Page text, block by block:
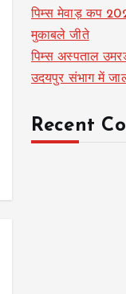
पिम्स मेवाड़ कप
मुकाबले जीते
पिम्स अस्पताल
उदयपुर संभाग में
Recent